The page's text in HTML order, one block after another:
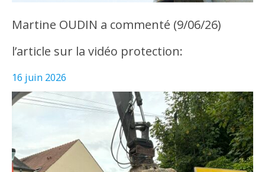
Martine OUDIN a commenté (9/06/26)
l’article sur la vidéo protection:
16 juin 2026